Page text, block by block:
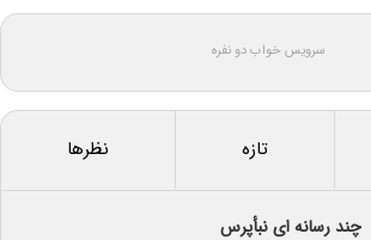
سرویس خواب دو نفره
تازه نظرها
چند رسانه ای نبأپرس